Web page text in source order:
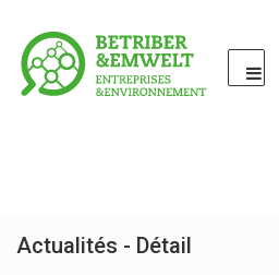
Actualités - Détail